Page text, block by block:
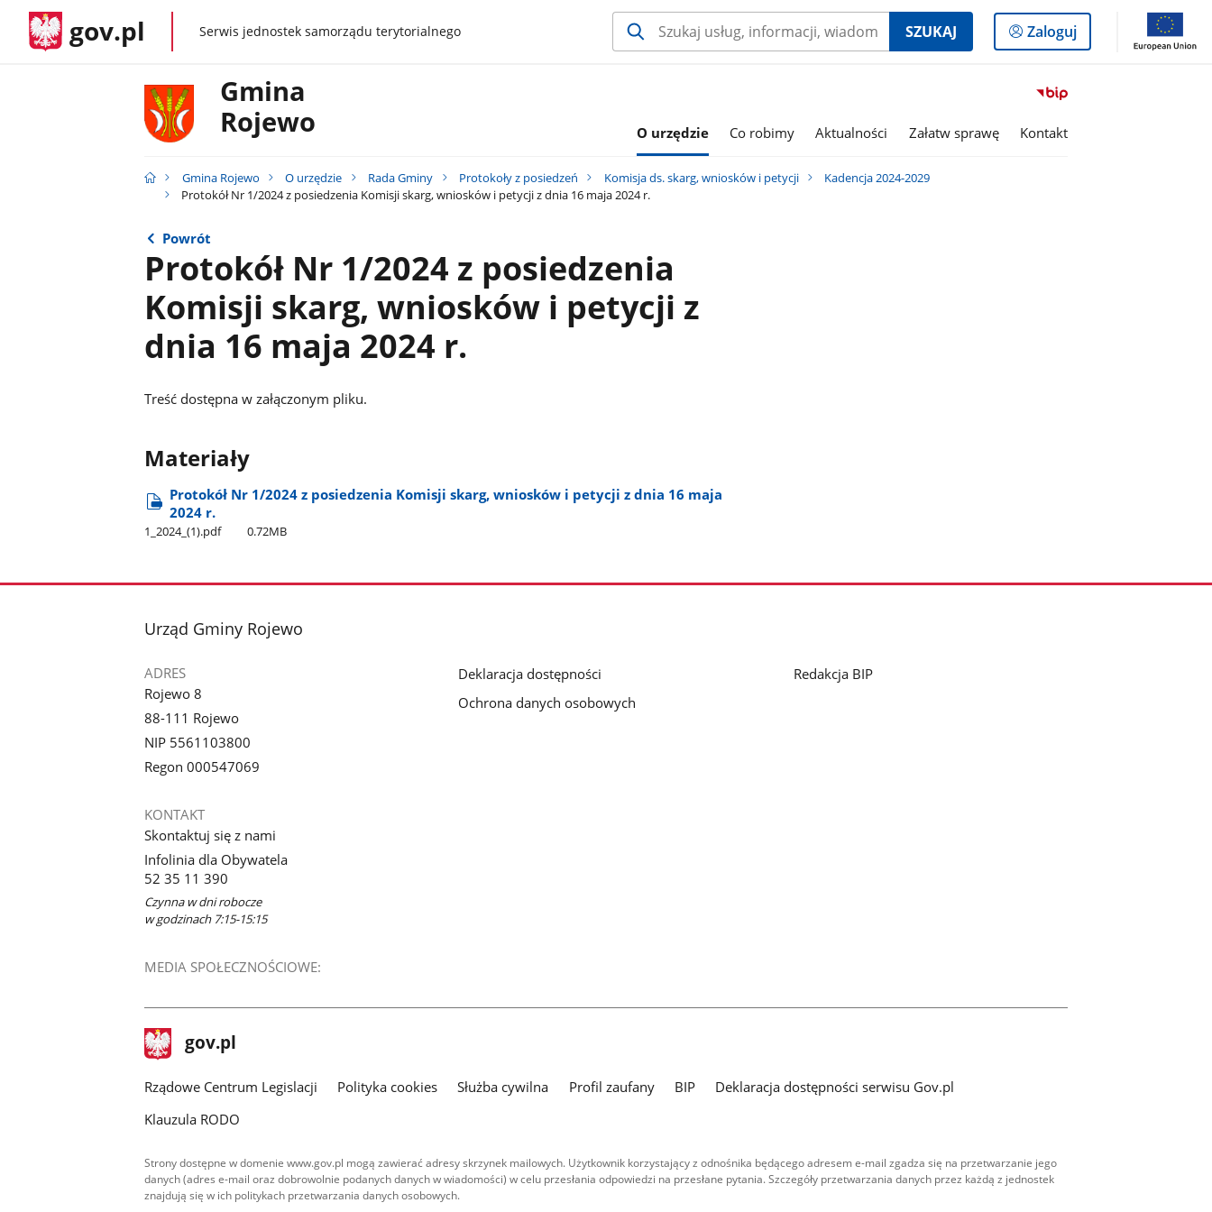
gov.pl gov.plSerwis jednostek samorządu terytorialnego SZUKAJ
Logowanie
do
Zaloguj
Przejdź
serwisu
Gmina
Rojewo
O urzędzie Co robimy Aktualności Załatw sprawę Kontakt
Gmina Rojewo O urzędzie Rada Gminy Protokoły z posiedzeń Komisja ds. skarg, wniosków i petycji
Kadencja 2024-2029
Protokół Nr 1/2024 z posiedzenia Komisji skarg, wniosków i petycji z dnia 16 maja 2024 r.
Powrót
Protokół Nr 1/2024 z posiedzenia
Komisji skarg, wniosków i petycji z
dnia 16 maja 2024 r.
Treść dostępna w załączonym pliku.
Materiały
Protokół Nr 1/2024 z posiedzenia Komisji skarg, wniosków i petycji z dnia 16 maja
2024 r.
1​_2024​_(1).pdf 0.72MB
stopka
Urząd Gminy Rojewo
ADRES
Rojewo 8
88-111 Rojewo
NIP 5561103800
Regon 000547069
KONTAKT
Skontaktuj się z nami
Infolinia dla Obywatela
52 35 11 390
Czynna w dni robocze
w godzinach 7:15-15:15
MEDIA SPOŁECZNOŚCIOWE:
Deklaracja dostępności
Ochrona danych osobowych
Redakcja BIP
stopka
gov.pl Strona
gov.pl
Rządowe Centrum Legislacji Polityka cookies Służba cywilna Profil zaufany BIP
Deklaracja dostępności serwisu Gov.pl
Klauzula RODO
Strony dostępne w domenie www.gov.pl mogą zawierać adresy skrzynek mailowych. Użytkownik korzystający z odnośnika będącego adresem e-mail zgadza się na przetwarzanie jego
danych (adres e-mail oraz dobrowolnie podanych danych w wiadomości) w celu przesłania odpowiedzi na przesłane pytania. Szczegóły przetwarzania danych przez każdą z jednostek
znajdują się w ich politykach przetwarzania danych osobowych.